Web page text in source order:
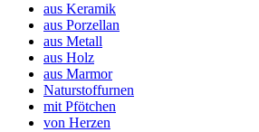
aus Keramik
aus Porzellan
aus Metall
aus Holz
aus Marmor
Naturstoffurnen
mit Pfötchen
von Herzen